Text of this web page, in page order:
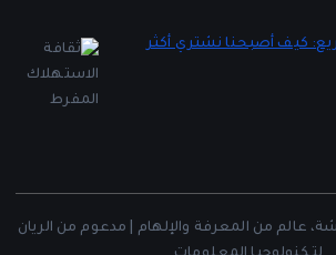
كيف أصبحنا نشتري أكثر
النشر 2026 شاشة، عالم من المعرفة والإلهام | مدعوم من الريان